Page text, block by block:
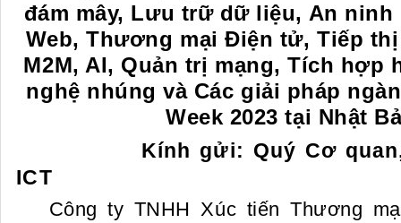
đám mây, Lưu trữ dữ liệu, An ninh
Web, Thương mại Điện tử, Tiếp
M2M, AI, Quản trị mạng, Tích hợp
nghệ nhúng và Các giải pháp
Week 2023 tại Nhật
Kính gửi: Quý Cơ
ICT
Công ty TNHH Xúc tiến Thương